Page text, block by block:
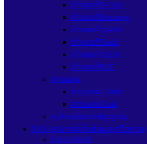
เร้าเตอร์D-Link
เร้าเตอร์Mercusys
เร้าเตอร์Tp-link
เร้าเตอร์Tenda
เร้าเตอร์ASUS
เร้าเตอร์H3C
สายแลน
สายแลน G link
สายแลน Link
อุปกรณ์ขยายสัญญาณ
NAS (อุปกรณ์เก็บข้อมูลเครือข่าย)
NAS QNAP